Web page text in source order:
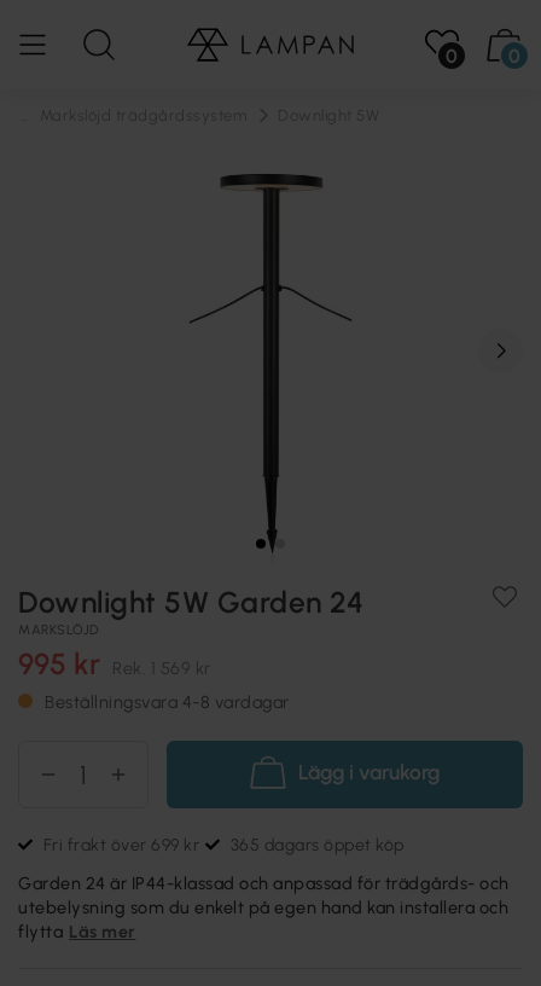
0 0
Downlight 5W Garden 24
MARKSLÖJD
995 kr Rek. 1 569 kr
Beställningsvara 4-8 vardagar
Lägg i varukorg
Fri frakt över 699 kr 365 dagars öppet köp
Garden 24 är IP44-klassad och anpassad för trädgårds- och
utebelysning som du enkelt på egen hand kan installera och
flytta Läs mer